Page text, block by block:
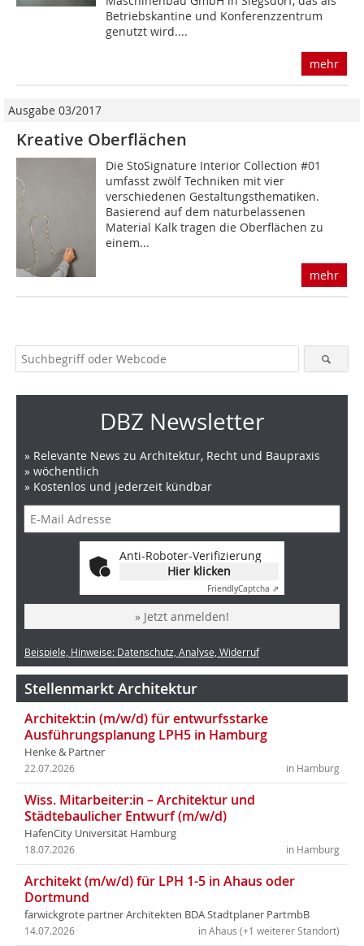
Betriebskantine und Konferenzzentrum
genutzt wird....
mehr
Ausgabe 03/2017
Kreative Oberflächen
Die StoSignature Interior Collection #01
umfasst zwölf Techniken mit vier
verschiedenen Gestaltungsthematiken.
Basierend auf dem naturbelassenen
Material Kalk tragen die Oberflächen zu
einem...
mehr
DBZ Newsletter
» Relevante News zu Architektur, Recht und Baupraxis
» wöchentlich
» Kostenlos und jederzeit kündbar
Anti-Roboter-Verifizierung
Hier klicken
FriendlyCaptcha ⇗
» Jetzt anmelden!
Beispiele, Hinweise: Datenschutz, Analyse, Widerruf
Stellenmarkt Architektur
Architekt:in (m/w/d) für entwurfsstarke
Ausführungsplanung LPH5 in Hamburg
Henke & Partner
in Hamburg
22.07.2026
Wiss. Mitarbeiter:in – Architektur und
Städtebaulicher Entwurf (m/w/d)
HafenCity Universität Hamburg
in Hamburg
18.07.2026
Architekt (m/w/d) für LPH 1-5 in Ahaus oder
Dortmund
farwickgrote partner Architekten BDA Stadtplaner PartmbB
in Ahaus (+1 weiterer Standort)
14.07.2026